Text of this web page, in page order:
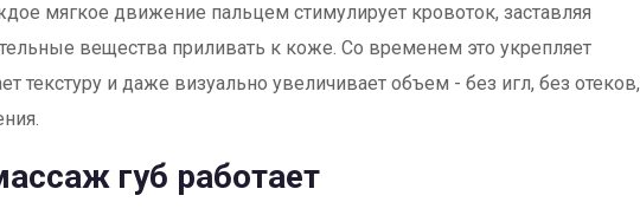
мягкое движение пальцем стимулирует кровоток, заставляя
вещества приливать к коже. Со временем это укрепляет
текстуру и даже визуально увеличивает объем - без игл, без отеков,
губ работает